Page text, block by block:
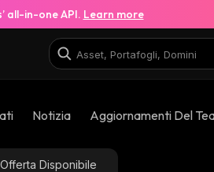
all-in-one API. Learn more
Notizia Aggiornamenti Del
Offerta Disponibile